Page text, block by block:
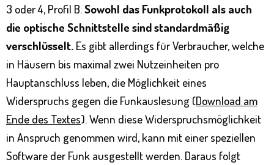
3 oder 4, Profil B.Sowohl das Funkprotokoll als auch
die optische Schnittstelle sind standardmäßig
verschlüsselt. Es gibt allerdings für Verbraucher, welche
in Häusern bis maximal zwei Nutzeinheiten pro
Hauptanschluss leben, die Möglichkeit eines
Widerspruchs gegen die Funkauslesung (Download am
Ende des Textes). Wenn diese Widerspruchsmöglichkeit
in Anspruch genommen wird, kann mit einer speziellen
Software der Funk ausgestellt werden. Daraus folgt